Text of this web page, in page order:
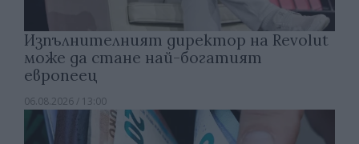
Изпълнителният директор на Revolut
може да стане най-богатият
европеец
06.08.2026 / 13:00